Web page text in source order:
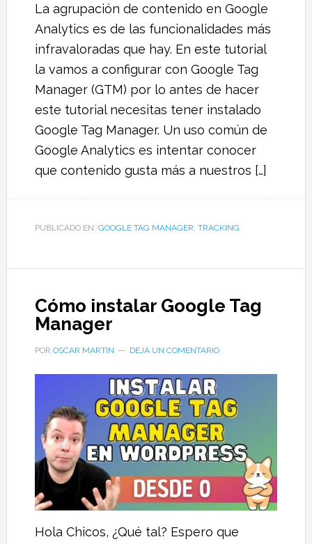
La agrupación de contenido en Google
Analytics es de las funcionalidades más
infravaloradas que hay. En este tutorial
la vamos a configurar con Google Tag
Manager (GTM) por lo antes de hacer
este tutorial necesitas tener instalado
Google Tag Manager. Un uso común de
Google Analytics es intentar conocer
que contenido gusta más a nuestros […]
PUBLICADO EN: GOOGLE TAG MANAGER, TRACKING
Cómo instalar Google Tag
Manager
POR OSCAR MARTIN DEJA UN COMENTARIO
Hola Chicos, ¿Qué tal? Espero que